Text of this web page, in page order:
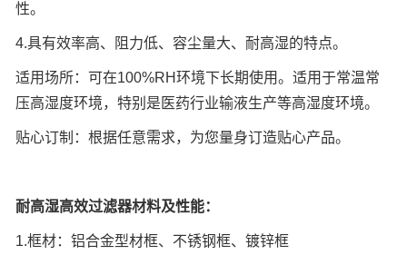
性。
4.具有效率高、阻力低、容尘量大、耐高湿的特点。
适用场所：可在100%RH环境下长期使用。适用于常温常
压高湿度环境，特别是医药行业输液生产等高湿度环境。
贴心订制：根据任意需求，为您量身订造贴心产品。
耐高湿高效过滤器材料及性能：
1.框材：铝合金型材框、不锈钢框、镀锌框